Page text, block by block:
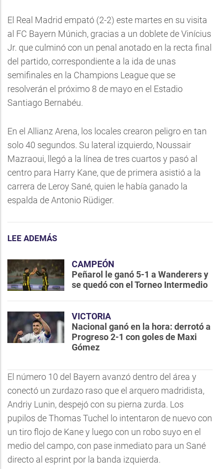
El Real Madrid empató (2-2) este martes en su visita
al FC Bayern Múnich, gracias a un doblete de Vinícius
Jr. que culminó con un penal anotado en la recta final
del partido, correspondiente a la ida de unas
semifinales en la Champions League que se
resolverán el próximo 8 de mayo en el Estadio
Santiago Bernabéu.
En el Allianz Arena, los locales crearon peligro en tan
solo 40 segundos. Su lateral izquierdo, Noussair
Mazraoui, llegó a la línea de tres cuartos y pasó al
centro para Harry Kane, que de primera asistió a la
carrera de Leroy Sané, quien le había ganado la
espalda de Antonio Rüdiger.
LEE ADEMÁS
CAMPEÓN
Peñarol le ganó 5-1 a Wanderers y
se quedó con el Torneo Intermedio
VICTORIA
Nacional ganó en la hora: derrotó a
Progreso 2-1 con goles de Maxi
Gómez
El número 10 del Bayern avanzó dentro del área y
conectó un zurdazo raso que el arquero madridista,
Andriy Lunin, despejó con su pierna zurda. Los
pupilos de Thomas Tuchel lo intentaron de nuevo con
un tiro flojo de Kane y luego con un robo suyo en el
medio del campo, con pase inmediato para un Sané
directo al esprint por la banda izquierda.